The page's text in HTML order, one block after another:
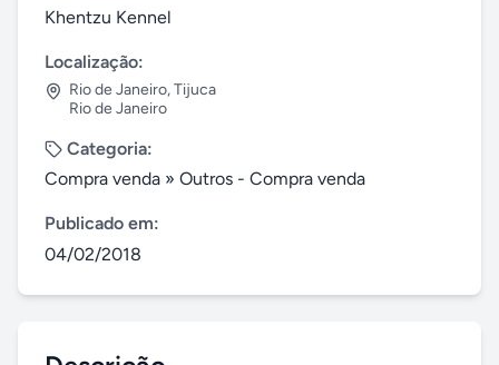
Khentzu Kennel
Localização:
Rio de Janeiro,Tijuca
Rio de Janeiro
Categoria:
Compra venda » Outros - Compra venda
Publicado em:
04/02/2018